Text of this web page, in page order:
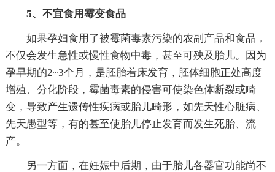
5、不宜食用霉变食品
如果孕妇食用了被霉菌毒素污染的农副产品和食品，
不仅会发生急性或慢性食物中毒，甚至可殃及胎儿。因为
孕早期的2~3个月，是胚胎着床发育，胚体细胞正处高度
增殖、分化阶段，霉菌毒素的侵害可使染色体断裂或畸
变，导致产生遗传性疾病或胎儿畸形，如先天性心脏病、
先天愚型等，有的甚至使胎儿停止发育而发生死胎、流
产。
另一方面，在妊娠中后期，由于胎儿各器官功能尚不